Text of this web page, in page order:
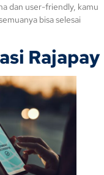
dan user-friendly, kamu
bisa selesai
Rajapay